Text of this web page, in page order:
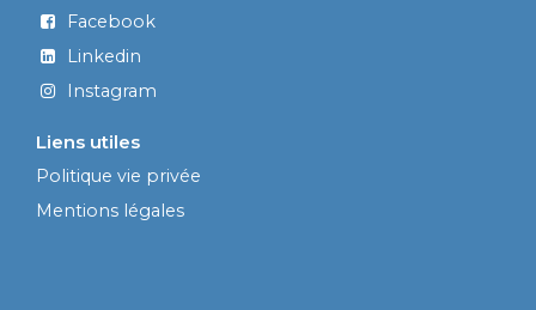
Liens utiles
Politique vie privée
Mentions légales
Facebook
Linkedin
Instagram